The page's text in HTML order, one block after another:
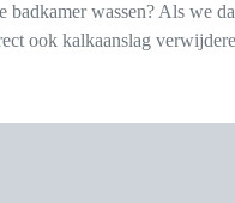
badkamer wassen? Als we
ook kalkaanslag